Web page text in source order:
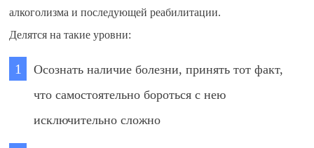
алкоголизма и последующей реабилитации.
Делятся на такие уровни:
Осознать наличие болезни, принять тот факт,
что самостоятельно бороться с нею
исключительно сложно